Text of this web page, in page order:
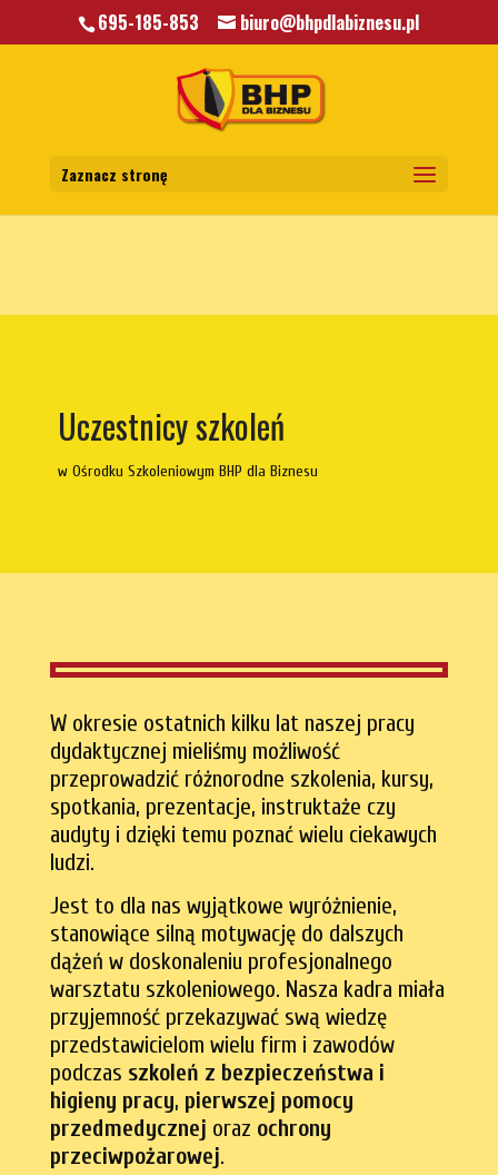
: A non-numeric value encountered in
/home/klient.dhosting.pl/mkkrawczyk/bhpdlabiznesu.pl/public_html/wp-
content/themes/bhp/functions.phpon line5806
695-185-853 biuro@bhpdlabiznesu.pl
Zaznacz stronę
Uczestnicy szkoleń
w Ośrodku Szkoleniowym BHP dla Biznesu
W okresie ostatnich kilku lat naszej pracy
dydaktycznej mieliśmy możliwość
przeprowadzić różnorodne szkolenia, kursy,
spotkania, prezentacje, instruktaże czy
audyty i dzięki temu poznać wielu ciekawych
ludzi.
Jest to dla nas wyjątkowe wyróżnienie,
stanowiące silną motywację do dalszych
dążeń w doskonaleniu profesjonalnego
warsztatu szkoleniowego. Nasza kadra miała
przyjemność przekazywać swą wiedzę
przedstawicielom wielu firm i zawodów
podczas szkoleń z bezpieczeństwa i
higieny pracy, pierwszej pomocy
przedmedycznej oraz ochrony
przeciwpożarowej.